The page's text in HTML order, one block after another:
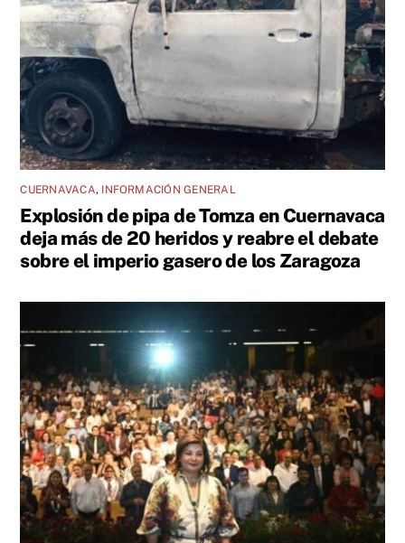
CUERNAVACA, INFORMACIÓN GENERAL
Explosión de pipa de Tomza en Cuernavaca
deja más de 20 heridos y reabre el debate
sobre el imperio gasero de los Zaragoza